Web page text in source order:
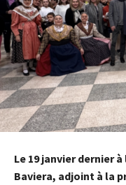
Le 19 janvier dernier
Baviera, adjoint à la